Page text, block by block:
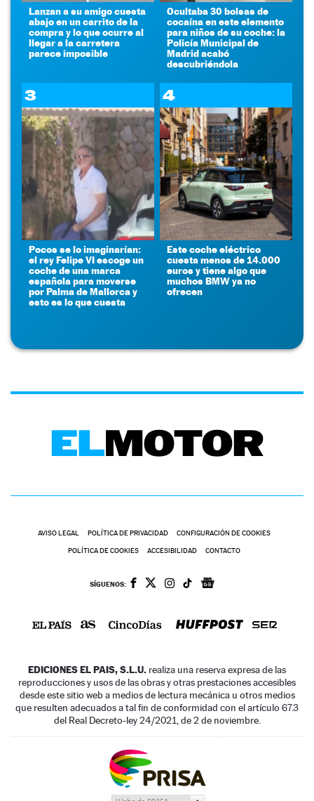
Lanzan a su amigo cuesta
abajo en un carrito de la
compra y lo que ocurre al
llegar a la carretera
parece imposible
Ocultaba 30 bolsas de
cocaína en este elemento
para niños de su coche: la
Policía Municipal de
Madrid acabó
descubriéndola
3
Pocos se lo imaginarían:
el rey Felipe VI escoge un
coche de una marca
española para moverse
por Palma de Mallorca y
esto es lo que cuesta
4
Este coche eléctrico
cuesta menos de 14.000
euros y tiene algo que
muchos BMW ya no
ofrecen
AVISO LEGAL POLÍTICA DE PRIVACIDAD CONFIGURACIÓN DE COOKIES
POLÍTICA DE COOKIES ACCESIBILIDAD CONTACTO
SÍGUENOS:
EDICIONES EL PAIS, S.L.U. realiza una reserva expresa de las
reproducciones y usos de las obras y otras prestaciones accesibles
desde este sitio web a medios de lectura mecánica u otros medios
que resulten adecuados a tal fin de conformidad con el artículo 67.3
del Real Decreto-ley 24/2021, de 2 de noviembre.